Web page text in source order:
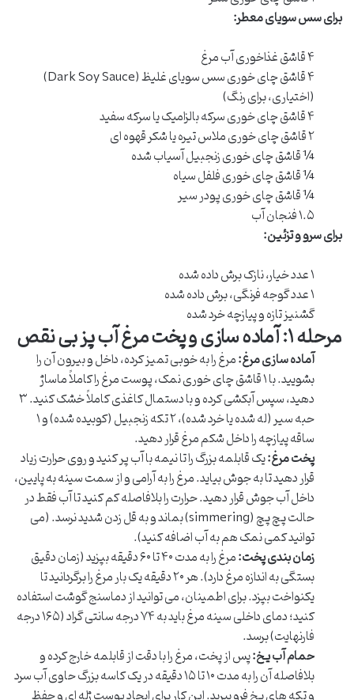
برای سس سویای معطر:
۴ قاشق غذاخوری آب مرغ
۴ قاشق چای خوری سس سویای غلیظ (Dark Soy Sauce)
(اختیاری، برای رنگ)
۴ قاشق چای خوری سرکه بالزامیک یا سرکه سفید
۲ قاشق چای خوری ملاس تیره یا شکر قهوه ای
¼ قاشق چای خوری زنجبیل آسیاب شده
¼ قاشق چای خوری فلفل سیاه
¼ قاشق چای خوری پودر سیر
۱.۵ فنجان آب
برای سرو و تزئین:
۱ عدد خیار، نازک برش داده شده
۱ عدد گوجه فرنگی، برش داده شده
گشنیز تازه و پیازچه خرد شده
مرحله ۱: آماده سازی و پخت مرغ آب پز بی نقص
آماده سازی مرغ:مرغ را به خوبی تمیز کرده، داخل و بیرون آن را
بشویید. با ۱ قاشق چای خوری نمک، پوست مرغ را کاملاً ماساژ
دهید، سپس آبکشی کرده و با دستمال کاغذی کاملاً خشک کنید. ۳
حبه سیر (له شده یا خرد شده)، ۲ تکه زنجبیل (کوبیده شده) و ۱
ساقه پیازچه را داخل شکم مرغ قرار دهید.
پخت مرغ:یک قابلمه بزرگ را تا نیمه با آب پر کنید و روی حرارت زیاد
قرار دهید تا به جوش بیاید. مرغ را به آرامی و از سمت سینه به پایین،
داخل آب جوش قرار دهید. حرارت را بلافاصله کم کنید تا آب فقط در
حالت پچ پچ (simmering) بماند و به قل زدن شدید نرسد. (می
توانید کمی نمک هم به آب اضافه کنید).
زمان بندی پخت: مرغ را به مدت ۴۰ تا ۶۰ دقیقه بپزید (زمان دقیق
بستگی به اندازه مرغ دارد). هر ۲۰ دقیقه یک بار مرغ را برگردانید تا
یکنواخت بپزد. برای اطمینان، می توانید از دماسنج گوشت استفاده
کنید؛ دمای داخلی سینه مرغ باید به ۷۴ درجه سانتی گراد (۱۶۵ درجه
فارنهایت) برسد.
حمام آب یخ:پس از پخت، مرغ را با دقت از قابلمه خارج کرده و
بلافاصله آن را به مدت ۱۰ تا ۱۵ دقیقه در یک کاسه بزرگ حاوی آب سرد